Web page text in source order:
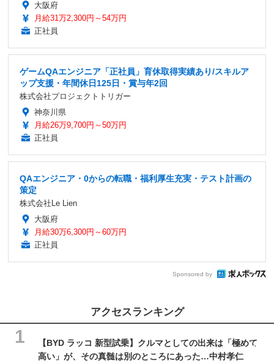
大阪府
月給31万2,300円～54万円
正社員
ゲームQAエンジニア「正社員」育休取得実績あり/スキルア
ップ支援・年間休日125日・賞与年2回
株式会社プロジェクトトリガー
神奈川県
月給26万9,700円～50万円
正社員
QAエンジニア・0からの転職・福利厚生充実・テスト計画の
策定
株式会社Le Lien
大阪府
月給30万6,300円～60万円
正社員
Sponsored by
アクセスランキング
【BYD ラッコ 新型試乗】クルマとしての出来は「極めて
高い」が、その真髄は別のところにあった…中村孝仁